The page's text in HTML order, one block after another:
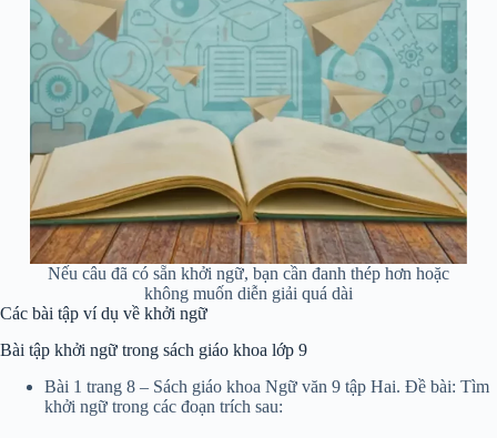
Nếu câu đã có sẵn khởi ngữ, bạn cần đanh thép hơn hoặc
không muốn diễn giải quá dài
Các bài tập ví dụ về khởi ngữ
Bài tập khởi ngữ trong sách giáo khoa lớp 9
Bài 1 trang 8 – Sách giáo khoa Ngữ văn 9 tập Hai. Đề bài: Tìm
khởi ngữ trong các đoạn trích sau: